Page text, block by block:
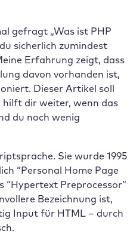
gefragt „Was ist PHP
sicherlich zumindest
Erfahrung zeigt, dass
davon vorhanden ist,
Dieser Artikel soll
hilft dir weiter, wenn das
du noch wenig
Sie wurde 1995
“Personal Home Page
“Hypertext Preprocessor”
Bezeichnung ist,
Input für HTML – durch